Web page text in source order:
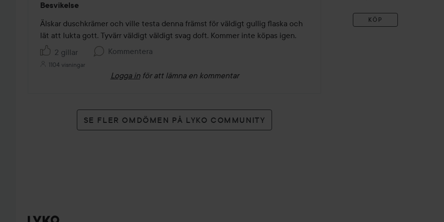
3
av
5
Besvikelse
Älskar duschkrämer och ville testa denna främst för väldigt gullig flaska och
lät att lukta gott. Tyvärr väldigt väldigt svag doft. Kommer inte köpas igen.
2 gillar
Kommentera
1104 visningar
Logga in för att lämna en kommentar
SE FLER OMDÖMEN PÅ LYKO COMMUNITY
KÖP